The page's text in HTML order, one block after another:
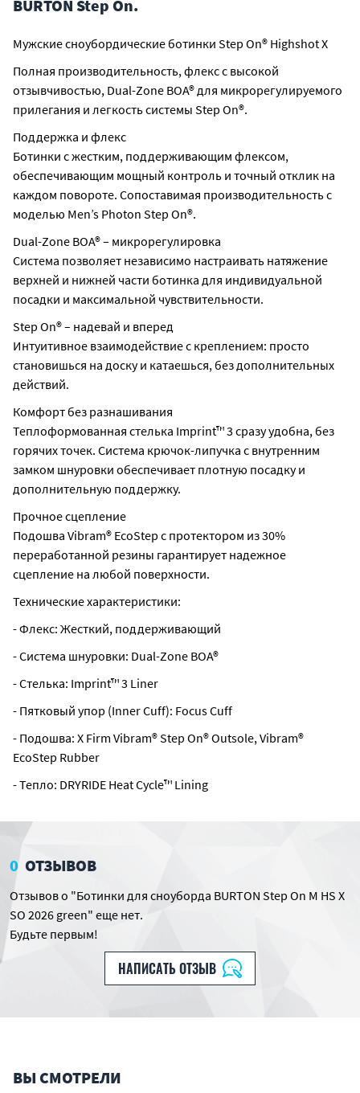
BURTON Step On.
Мужские сноубордические ботинки Step On® Highshot X
Полная производительность, флекс с высокой
отзывчивостью, Dual-Zone BOA® для микрорегулируемого
прилегания и легкость системы Step On®.
Поддержка и флекс
Ботинки с жестким, поддерживающим флексом,
обеспечивающим мощный контроль и точный отклик на
каждом повороте. Сопоставимая производительность с
моделью Men’s Photon Step On®.
Dual-Zone BOA® – микрорегулировка
Система позволяет независимо настраивать натяжение
верхней и нижней части ботинка для индивидуальной
посадки и максимальной чувствительности.
Step On® – надевай и вперед
Интуитивное взаимодействие с креплением: просто
становишься на доску и катаешься, без дополнительных
действий.
Комфорт без разнашивания
Теплоформованная стелька Imprint™ 3 сразу удобна, без
горячих точек. Система крючок-липучка с внутренним
замком шнуровки обеспечивает плотную посадку и
дополнительную поддержку.
Прочное сцепление
Подошва Vibram® EcoStep с протектором из 30%
переработанной резины гарантирует надежное
сцепление на любой поверхности.
Технические характеристики:
- Флекс: Жесткий, поддерживающий
- Система шнуровки: Dual-Zone BOA®
- Стелька: Imprint™ 3 Liner
- Пятковый упор (Inner Cuff): Focus Cuff
- Подошва: X Firm Vibram® Step On® Outsole, Vibram®
EcoStep Rubber
- Тепло: DRYRIDE Heat Cycle™ Lining
0 ОТЗЫВОВ
Отзывов о "Ботинки для сноуборда BURTON Step On M HS X
SO 2026 green" еще нет.
Будьте первым!
НАПИСАТЬ ОТЗЫВ
ВЫ СМОТРЕЛИ